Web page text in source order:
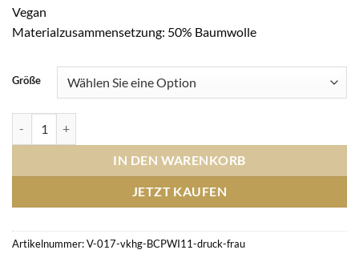
Vegan
Materialzusammensetzung: 50% Baumwolle
Größe
IN DEN WARENKORB
JETZT KAUFEN
Artikelnummer:V-017-vkhg-BCPWI11-druck-frau